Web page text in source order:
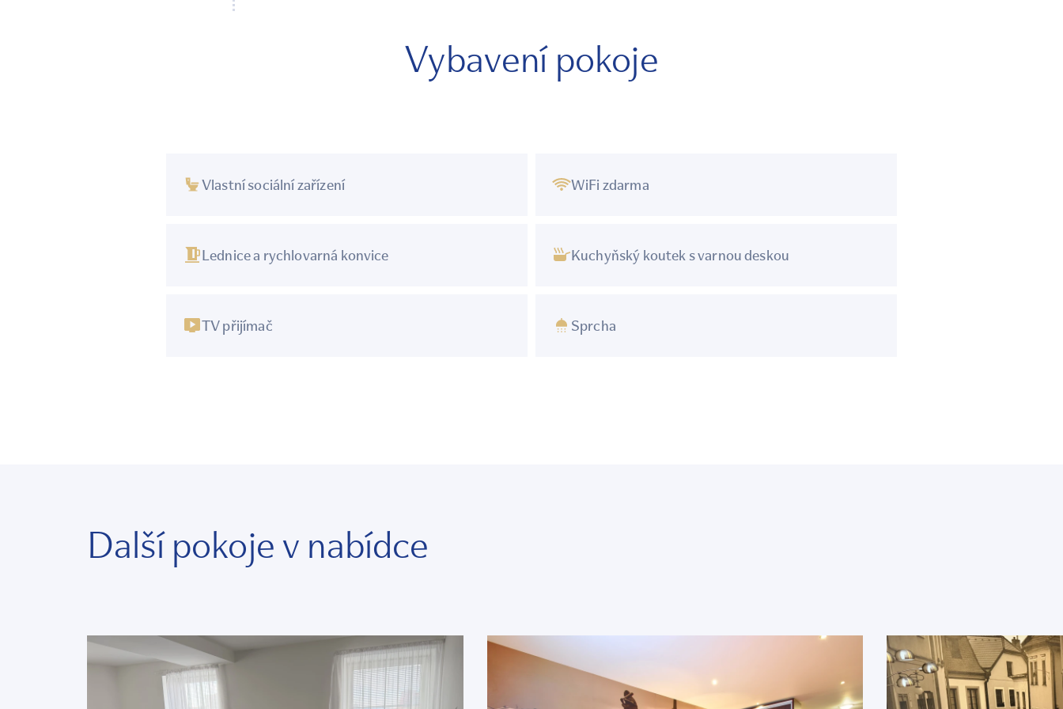
Vybavení pokoje
Vlastní sociální zařízení WiFi zdarma
Lednice a rychlovarná konvice Kuchyňský koutek s varnou deskou
TV přijímač Sprcha
Další pokoje v nabídce